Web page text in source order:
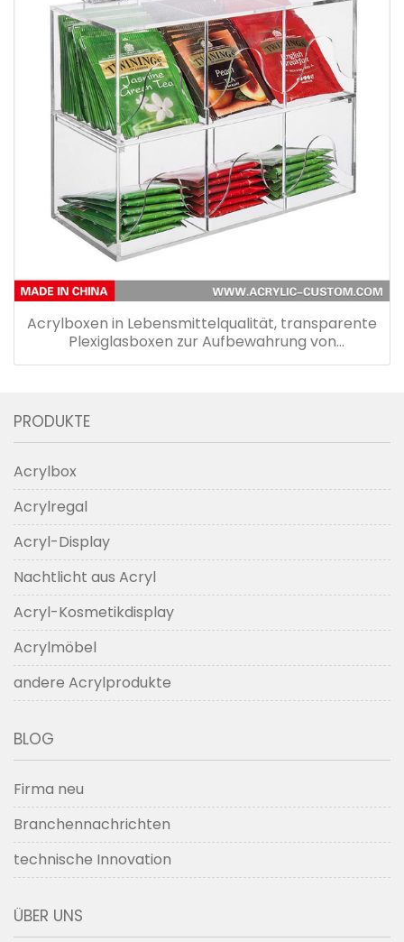
Acrylboxen in Lebensmittelqualität, transparente
Plexiglasboxen zur Aufbewahrung von
Kaffeebeuteln
PRODUKTE
Acrylbox
Acrylregal
Acryl-Display
Nachtlicht aus Acryl
Acryl-Kosmetikdisplay
Acrylmöbel
andere Acrylprodukte
BLOG
Firma neu
Branchennachrichten
technische Innovation
ÜBER UNS